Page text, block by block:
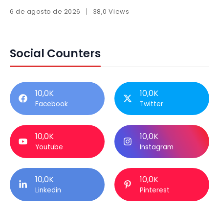
6 de agosto de 2026 38,0 Views
Social Counters
10,0K
Facebook
10,0K
Twitter
10,0K
Youtube
10,0K
Instagram
10,0K
Linkedin
10,0K
Pinterest